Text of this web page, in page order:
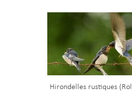
Hirondelles rustiques